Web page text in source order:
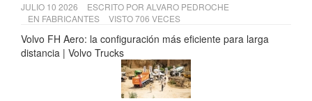
JULIO 10 2026 ESCRITO POR ALVARO PEDROCHE
EN FABRICANTES VISTO 706 VECES
Volvo FH Aero: la configuración más eficiente para larga
distancia | Volvo Trucks